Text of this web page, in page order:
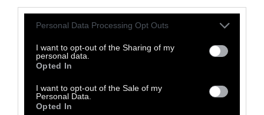
Personal Data Processing Opt Outs
I want to opt-out of the Sharing of my
personal data.
Opted In
I want to opt-out of the Sale of my
Personal Data.
Opted In
αρμόδια Επιτροπή Ελέγχου της Βουλής,
ζητώντας να πράξει τα νόμιμα:
κομμάτων με τη νομοθεσία.
• Επιβολή των προβλεπόμενων κυρώσεων
από το αρμόδιο όργανο.
• Ενημέρωση για τα αποτελέσματα των